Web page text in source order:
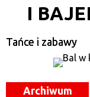
I
Tańce i zabawy
Archiwum